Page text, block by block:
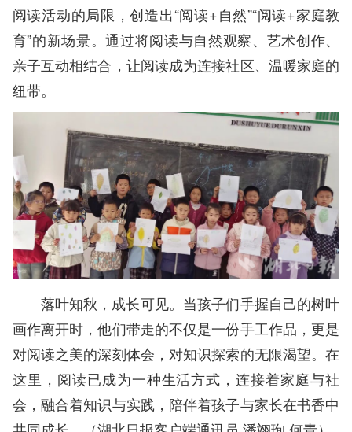
阅读活动的局限，创造出“阅读+自然”“阅读+家庭教
育”的新场景。通过将阅读与自然观察、艺术创作、
亲子互动相结合，让阅读成为连接社区、温暖家庭的
纽带。
落叶知秋，成长可见。当孩子们手握自己的树叶
画作离开时，他们带走的不仅是一份手工作品，更是
对阅读之美的深刻体会，对知识探索的无限渴望。在
这里，阅读已成为一种生活方式，连接着家庭与社
会，融合着知识与实践，陪伴着孩子与家长在书香中